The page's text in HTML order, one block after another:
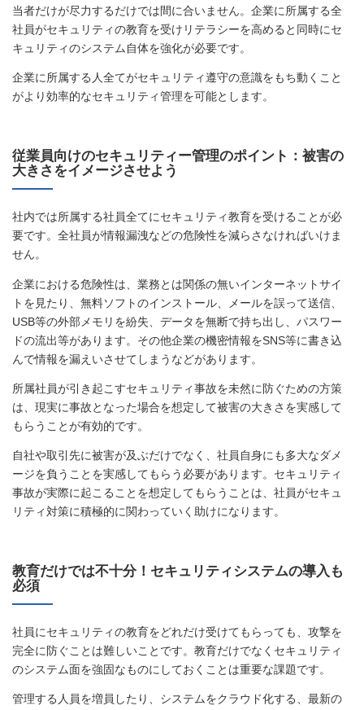
当者だけが尽力するだけでは間に合いません。企業に所属する全
社員がセキュリティの教育を受けリテラシーを高めると同時にセ
キュリティのシステム自体を強化が必要です。
企業に所属する人全てがセキュリティ遵守の意識をもち動くこと
がより効率的なセキュリティ管理を可能とします。
従業員向けのセキュリティー管理のポイント：被害の
大きさをイメージさせよう
社内では所属する社員全てにセキュリティ教育を受けることが必
要です。全社員が情報漏洩などの危険性を減らさなければいけま
せん。
企業における危険性は、業務とは関係の無いインターネットサイ
トを見たり、無料ソフトのインストール、メールを誤って送信、
USB等の外部メモリを紛失、データを無断で持ち出し、パスワー
ドの流出等があります。その他企業の機密情報をSNS等に書き込
んで情報を漏えいさせてしまうなどがあります。
所属社員が引き起こすセキュリティ事故を未然に防ぐための方策
は、現実に事故となった場合を想定して被害の大きさを実感して
もらうことが有効的です。
自社や取引先に被害が及ぶだけでなく、社員自身にも多大なダメ
ージを負うことを実感してもらう必要があります。セキュリティ
事故が実際に起こることを想定してもらうことは、社員がセキュ
リティ対策に積極的に関わっていく助けになります。
教育だけでは不十分！セキュリティシステムの導入も
必須
社員にセキュリティの教育をどれだけ受けてもらっても、攻撃を
完全に防ぐことは難しいことです。教育だけでなくセキュリティ
のシステム面を強固なものにしておくことは重要な課題です。
管理する人員を増員したり、システムをクラウド化する、最新の